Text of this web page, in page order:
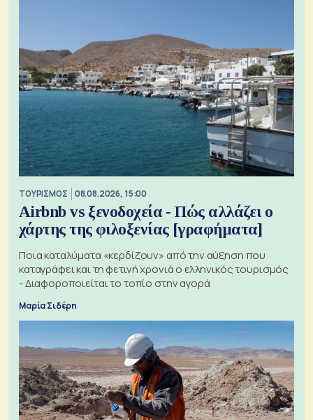
ΤΟΥΡΙΣΜΟΣ 08.08.2026, 15:00
Airbnb vs ξενοδοχεία - Πώς αλλάζει ο
χάρτης της φιλοξενίας [γραφήματα]
Ποια καταλύματα «κερδίζουν» από την αύξηση που
καταγράφει και τη φετινή χρονιά ο ελληνικός τουρισμός
- Διαφοροποιείται το τοπίο στην αγορά
Μαρία Σιδέρη